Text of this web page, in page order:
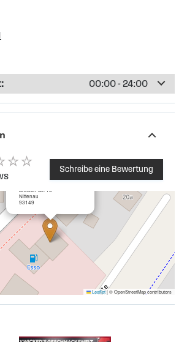
00:00 - 24:00
Schreibe eine Bewertung
Brucker Str. 16
Nittenau
93149
×
Leaflet|© OpenStreetMap contributors